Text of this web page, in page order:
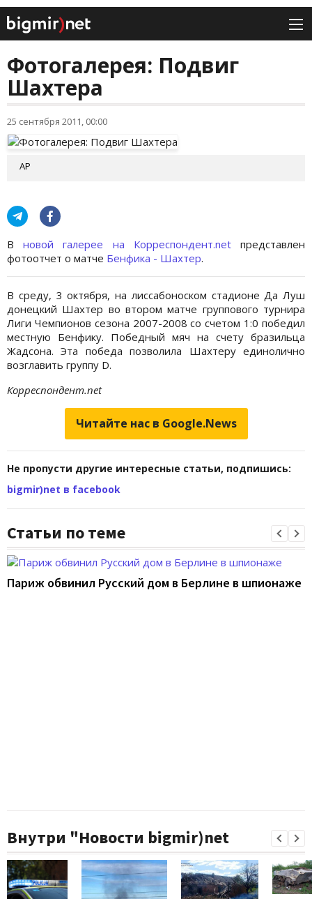
Фотогалерея: Подвиг
Шахтера
25 сентября 2011, 00:00
АР
Вновой галерее на Корреспондент.netпредставлен
фотоотчет о матче Бенфика - Шахтер.
В среду, 3 октября, на лиссабоноском стадионе Да Луш
донецкий Шахтер во втором матче группового турнира
Лиги Чемпионов сезона 2007-2008 со счетом 1:0 победил
местную Бенфику. Победный мяч на счету бразильца
Жадсона. Эта победа позволила Шахтеру единолично
возглавить группу D.
Корреспондент.net
Читайте нас в Google.News
Не пропусти другие интересные статьи, подпишись:
bigmir)net в facebook
Статьи по теме
Париж обвинил Русский дом в Берлине в шпионаже
Внутри "Новости bigmir)net